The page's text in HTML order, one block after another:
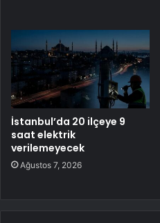
İstanbul’da 20 ilçeye 9
saat elektrik
verilemeyecek
Ağustos 7, 2026